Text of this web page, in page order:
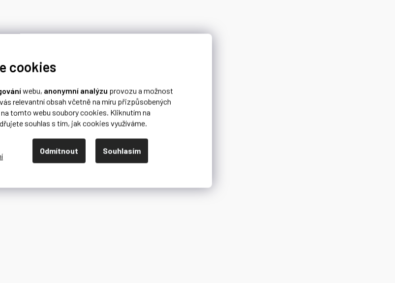
cookies
webu, anonymní analýzu provozu a možnost
relevantní obsah včetně na míru přizpůsobených
tomto webu soubory cookies. Kliknutím na
souhlas s tím, jak cookies využíváme.
Odmítnout Souhlasím